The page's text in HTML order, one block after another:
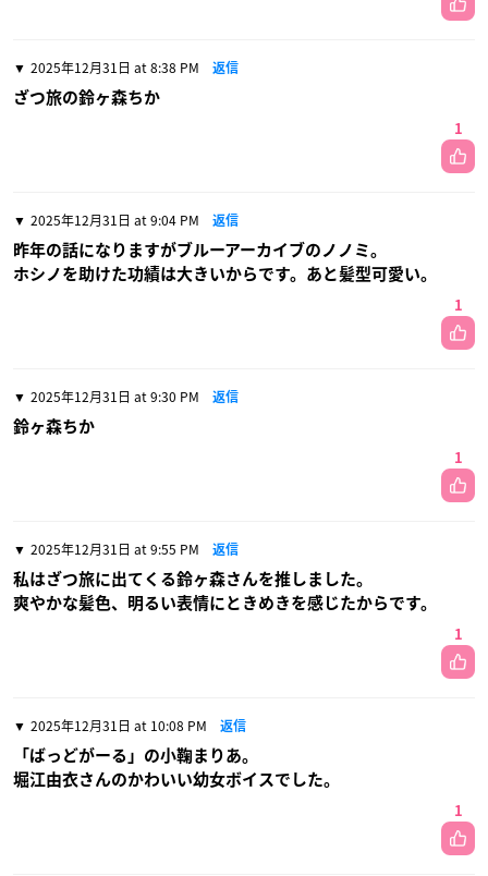
2025年12月31日 at 8:38 PM 返信
ざつ旅の鈴ヶ森ちか
1
2025年12月31日 at 9:04 PM 返信
昨年の話になりますがブルーアーカイブのノノミ。
ホシノを助けた功績は大きいからです。あと髪型可愛い。
1
2025年12月31日 at 9:30 PM 返信
鈴ヶ森ちか
1
2025年12月31日 at 9:55 PM 返信
私はざつ旅に出てくる鈴ヶ森さんを推しました。
爽やかな髪色、明るい表情にときめきを感じたからです。
1
2025年12月31日 at 10:08 PM 返信
「ばっどがーる」の小鞠まりあ。
堀江由衣さんのかわいい幼女ボイスでした。
1